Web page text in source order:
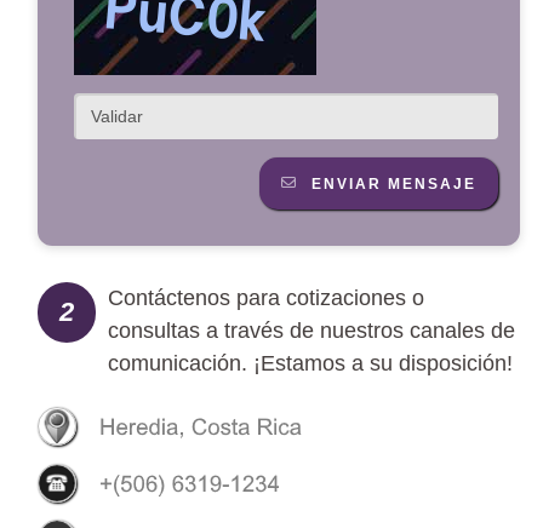
ENVIAR MENSAJE
2
Contáctenos para cotizaciones o
consultas a través de nuestros canales de
comunicación. ¡Estamos a su disposición!